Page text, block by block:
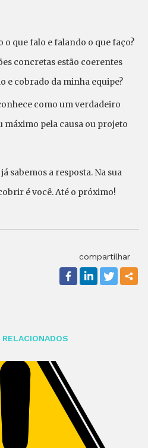
o que falo e falando o que faço?
concretas estão coerentes
e cobrado da minha equipe?
como um verdadeiro
máximo pela causa ou projeto
sabemos a resposta. Na sua
é você. Até o próximo!
compartilhar